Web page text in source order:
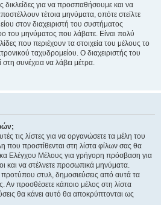
δικλείδες για να προσπαθήσουμε και να
τέτοια μηνύματα, οπότε στείλτε
στον διαχειριστή του συστήματος
του μηνύματος που λάβατε. Είναι πολύ
που περιέχουν τα στοιχεία του μέλους το
ταχυδρομείου. Ο διαχειριστής του
συνέχεια να λάβει μέτρα.
τις λίστες για να οργανώσετε τα μέλη του
που προστίθενται στη λίστα φίλων σας θα
Ελέγχου Μέλους για γρήγορη πρόσβαση για
και να στέλνετε προσωπικά μηνύματα.
στυλ, δημοσιεύσεις από αυτά τα
Αν προσθέσετε κάποιο μέλος στη λίστα
θα κάνει αυτό θα αποκρύπτονται ως